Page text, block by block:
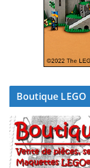
Boutique LEGO